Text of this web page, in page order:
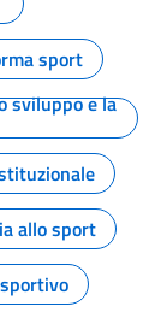
sport
sviluppo e la
allo sport